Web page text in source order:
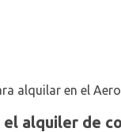
alquilar en el
alquiler de